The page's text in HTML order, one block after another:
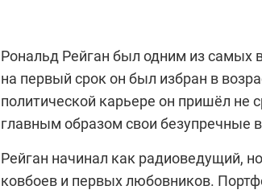
Рональд Рейган был одним из самых
на первый срок он был избран в
политической карьере он пришёл не
главным образом свои безупречные
Рейган начинал как радиоведущий,
ковбоев и первых любовников.